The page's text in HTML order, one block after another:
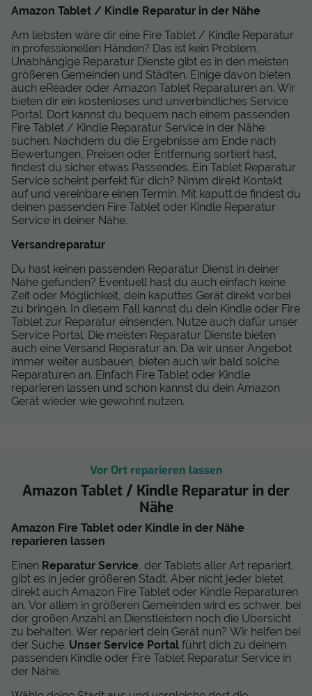
Amazon Tablet / Kindle Reparatur in der Nähe
Am liebsten wäre dir eine Fire Tablet / Kindle Reparatur
in professionellen Händen? Das ist kein Problem.
Unabhängige Reparatur Dienste gibt es in den meisten
größeren Gemeinden und Städten. Einige davon bieten
auch eReader oder Amazon Tablet Reparaturen an. Wir
bieten dir ein kostenloses und unverbindliches Service
Portal. Dort kannst du bequem nach einem passenden
Fire Tablet / Kindle Reparatur Service in der Nähe
suchen. Nachdem du die Ergebnisse am Ende nach
Bewertungen, Preisen oder Entfernung sortiert hast,
findest du sicher etwas Passendes. Ein Tablet Reparatur
Service scheint perfekt für dich? Nimm direkt Kontakt
auf und vereinbare einen Termin. Mit kaputt.de findest du
deinen passenden Fire Tablet oder Kindle Reparatur
Service in deiner Nähe.
Versandreparatur
Du hast keinen passenden Reparatur Dienst in deiner
Nähe gefunden? Eventuell hast du auch einfach keine
Zeit oder Möglichkeit, dein kaputtes Gerät direkt vorbei
zu bringen. In diesem Fall kannst du dein Kindle oder Fire
Tablet zur Reparatur einsenden. Nutze auch dafür unser
Service Portal. Die meisten Reparatur Dienste bieten
auch eine Versand Reparatur an. Da wir unser Angebot
immer weiter ausbauen, bieten auch wir bald solche
Reparaturen an. Einfach Fire Tablet oder Kindle
reparieren lassen und schon kannst du dein Amazon
Gerät wieder wie gewohnt nutzen.
Vor Ort reparieren lassen
Amazon Tablet / Kindle Reparatur in der
Nähe
Amazon Fire Tablet oder Kindle in der Nähe
reparieren lassen
Einen Reparatur Service , der Tablets aller Art repariert,
gibt es in jeder größeren Stadt. Aber nicht jeder bietet
direkt auch Amazon Fire Tablet oder Kindle Reparaturen
an. Vor allem in größeren Gemeinden wird es schwer, bei
der großen Anzahl an Dienstleistern noch die Übersicht
zu behalten. Wer repariert dein Gerät nun? Wir helfen bei
der Suche. Unser Service Portal führt dich zu deinem
passenden Kindle oder Fire Tablet Reparatur Service in
der Nähe.